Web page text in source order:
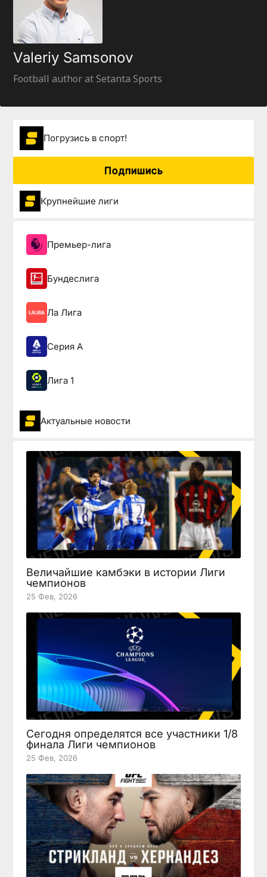
Valeriy Samsonov
Football author at Setanta Sports
Погрузиcь в спорт!
Подпишись
Крупнейшие лиги
Премьер-лига
Бундеслига
Ла Лига
Серия А
Лига 1
Актуальные новости
Величайшие камбэки в истории Лиги
чемпионов
25 Фев, 2026
Сегодня определятся все участники 1/8
финала Лиги чемпионов
25 Фев, 2026